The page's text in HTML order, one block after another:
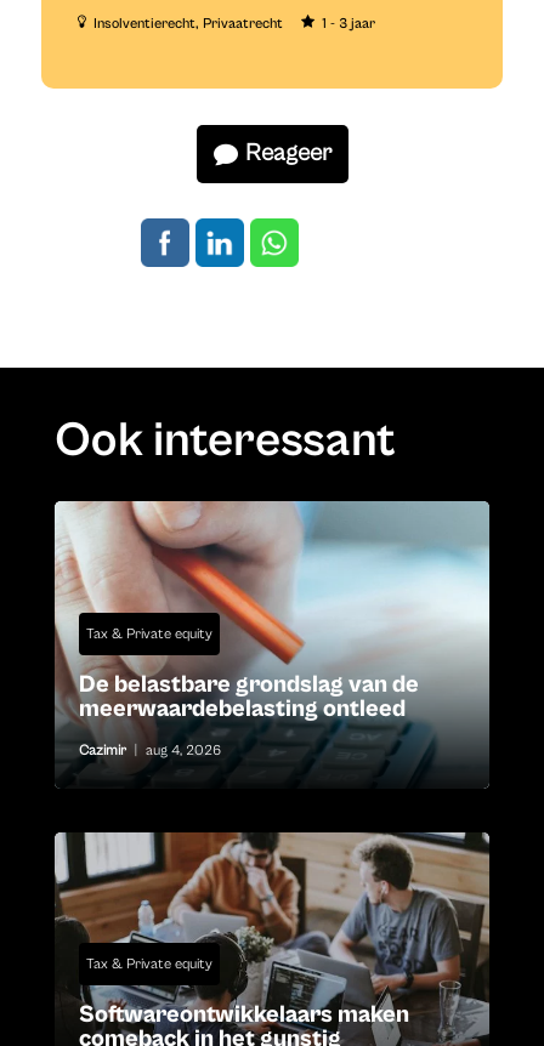
Insolventierecht Privaatrecht 1 - 3 jaar
Reageer
Ook interessant
Tax & Private equity
De belastbare grondslag van de
meerwaardebelasting ontleed
Cazimir aug 4, 2026
Tax & Private equity
Softwareontwikkelaars maken
comeback in het gunstig